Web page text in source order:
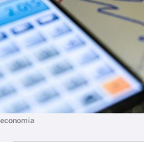
economia